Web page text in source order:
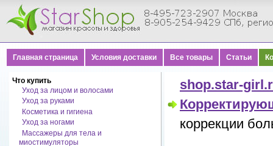
Главная страница Условия доставки Все товары Статьи
Что купить
Уход за лицом и волосами
Уход за руками
Косметика и гигиена
Уход за ногами
Массажеры для тела и
миостимуляторы
shop.star-
коррекции